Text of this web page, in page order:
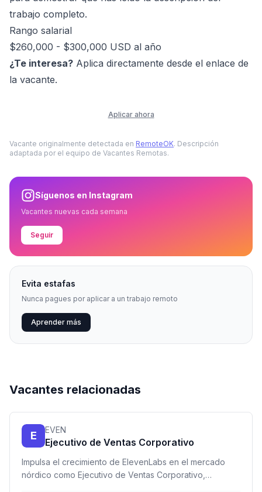
trabajo completo.
Rango salarial
$260,000 - $300,000 USD al año
¿Te interesa? Aplica directamente desde el enlace de
la vacante.
Aplicar ahora
Vacante originalmente detectada en RemoteOK. Descripción
adaptada por el equipo de Vacantes Remotas.
Síguenos en Instagram
Vacantes nuevas cada semana
Seguir
Evita estafas
Nunca pagues por aplicar a un trabajo remoto
Aprender más
Vacantes relacionadas
E EVEN
Ejecutivo de Ventas Corporativo
Impulsa el crecimiento de ElevenLabs en el mercado
nórdico como Ejecutivo de Ventas Corporativo,